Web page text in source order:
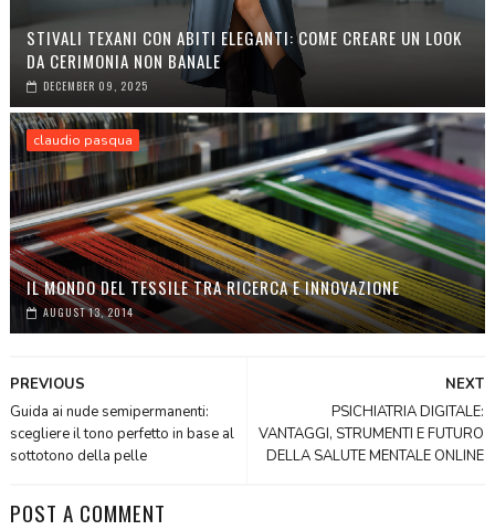
STIVALI TEXANI CON ABITI ELEGANTI: COME CREARE UN LOOK
DA CERIMONIA NON BANALE
DECEMBER 09, 2025
claudio pasqua
IL MONDO DEL TESSILE TRA RICERCA E INNOVAZIONE
AUGUST 13, 2014
NEXT
PSICHIATRIA DIGITALE:
VANTAGGI, STRUMENTI E FUTURO
DELLA SALUTE MENTALE ONLINE
PREVIOUS
Guida ai nude semipermanenti:
scegliere il tono perfetto in base al
sottotono della pelle
POST A COMMENT